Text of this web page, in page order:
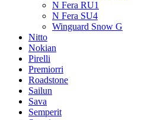
N Fera RU1
N Fera SU4
Winguard Snow G
Nitto
Nokian
Pirelli
Premiorri
Roadstone
Sailun
Sava
Semperit